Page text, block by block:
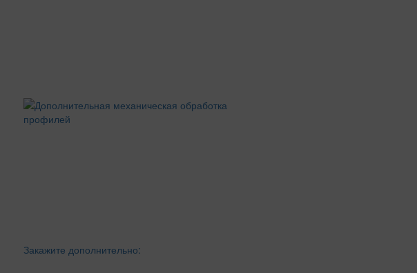
Закажите дополнительно: